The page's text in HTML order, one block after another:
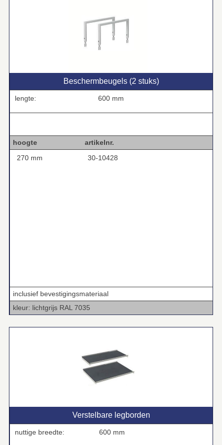
Beschermbeugels (2 stuks)
lengte: 600 mm
hoogte artikelnr.
270 mm
30-10428
inclusief bevestigingsmateriaal
kleur: lichtgrijs RAL 7035
Verstelbare legborden
nuttige breedte: 600 mm